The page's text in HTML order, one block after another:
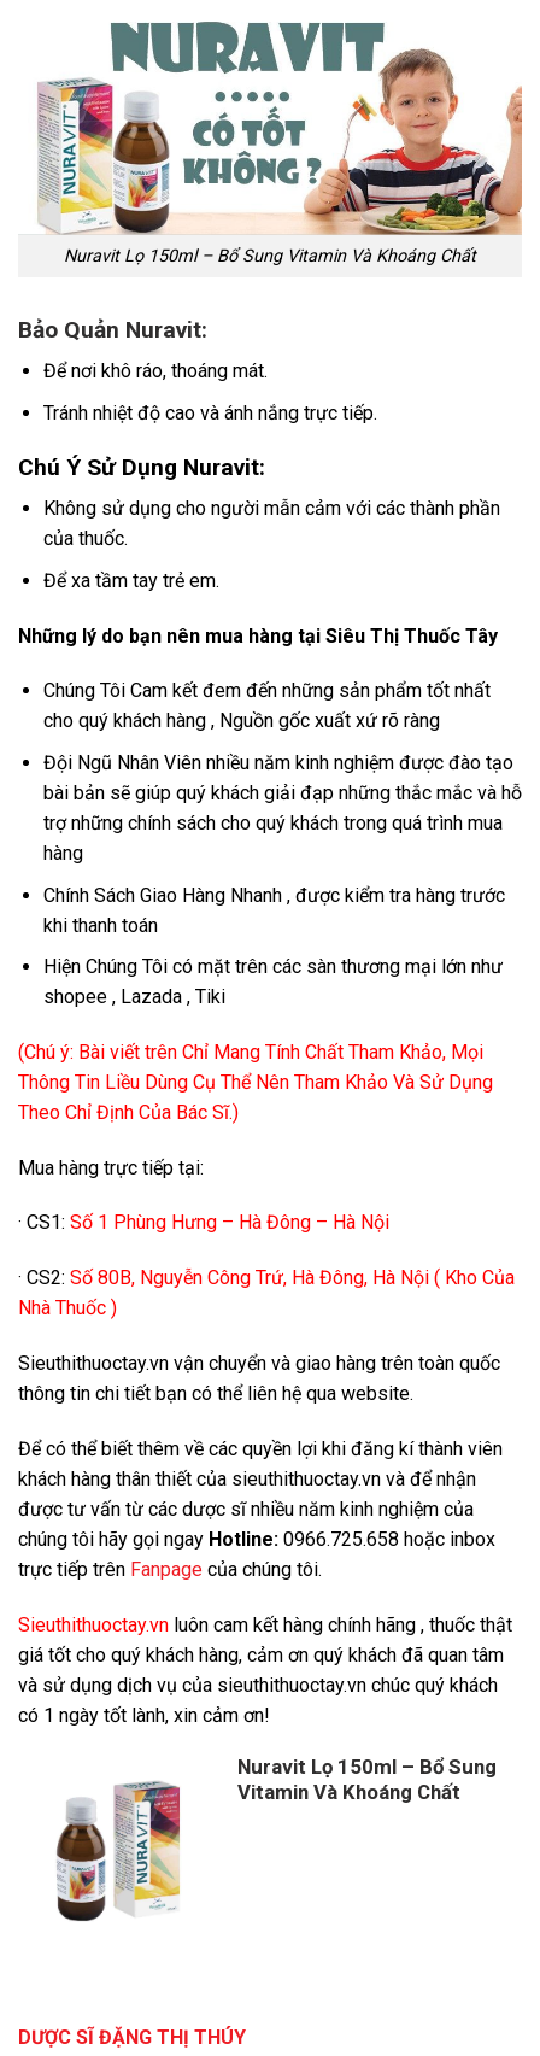
Nuravit Lọ 150ml – Bổ Sung Vitamin Và Khoáng Chất
Bảo Quản Nuravit:
Để nơi khô ráo, thoáng mát.
Tránh nhiệt độ cao và ánh nắng trực tiếp.
Chú Ý Sử Dụng Nuravit:
Không sử dụng cho người mẫn cảm với các thành phần
của thuốc.
Để xa tầm tay trẻ em.
Những lý do bạn nên mua hàng tại Siêu Thị Thuốc Tây
Chúng Tôi Cam kết đem đến những sản phẩm tốt nhất
cho quý khách hàng , Nguồn gốc xuất xứ rõ ràng
Đội Ngũ Nhân Viên nhiều năm kinh nghiệm được đào tạo
bài bản sẽ giúp quý khách giải đạp những thắc mắc và hỗ
trợ những chính sách cho quý khách trong quá trình mua
hàng
Chính Sách Giao Hàng Nhanh , được kiểm tra hàng trước
khi thanh toán
Hiện Chúng Tôi có mặt trên các sàn thương mại lớn như
shopee , Lazada , Tiki
(Chú ý: Bài viết trên Chỉ Mang Tính Chất Tham Khảo, Mọi
Thông Tin Liều Dùng Cụ Thể Nên Tham Khảo Và Sử Dụng
Theo Chỉ Định Của Bác Sĩ.)
Mua hàng trực tiếp tại:
· CS1: Số 1 Phùng Hưng – Hà Đông – Hà Nội
· CS2: Số 80B, Nguyễn Công Trứ, Hà Đông, Hà Nội ( Kho Của
Nhà Thuốc )
Sieuthithuoctay.vn vận chuyển và giao hàng trên toàn quốc
thông tin chi tiết bạn có thể liên hệ qua website.
Để có thể biết thêm về các quyền lợi khi đăng kí thành viên
khách hàng thân thiết của sieuthithuoctay.vn và để nhận
được tư vấn từ các dược sĩ nhiều năm kinh nghiệm của
chúng tôi hãy gọi ngay Hotline: 0966.725.658 hoặc inbox
trực tiếp trên Fanpage của chúng tôi.
Sieuthithuoctay.vn luôn cam kết hàng chính hãng , thuốc thật
giá tốt cho quý khách hàng, cảm ơn quý khách đã quan tâm
và sử dụng dịch vụ của sieuthithuoctay.vn chúc quý khách
có 1 ngày tốt lành, xin cảm ơn!
Nuravit Lọ 150ml – Bổ Sung
Vitamin Và Khoáng Chất
DƯỢC SĨ ĐẶNG THỊ THÚY